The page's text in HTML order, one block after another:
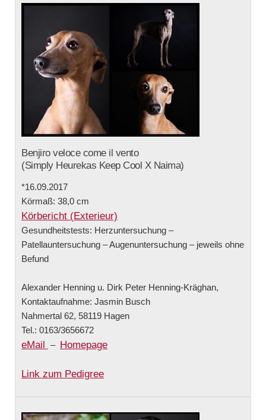
Benjiro veloce come il vento
(Simply Heurekas Keep Cool X Naima)
*16.09.2017
Körmaß: 38,0 cm
Körbericht (Exterieur)
Gesundheitstests: Herzuntersuchung –
Patellauntersuchung – Augenuntersuchung – jeweils ohne
Befund
Alexander Henning u. Dirk Peter Henning-Kräghan,
Kontaktaufnahme: Jasmin Busch
Nahmertal 62, 58119 Hagen
Tel.: 0163/3656672
eMail – Homepage
Link zum Pedigree